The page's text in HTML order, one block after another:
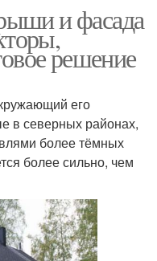
и фасада
решение
его
в северных районах,
более тёмных
более сильно, чем